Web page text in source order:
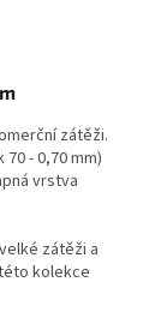
zátěži.
- 0,70 mm)
vrstva
zátěži a
kolekce